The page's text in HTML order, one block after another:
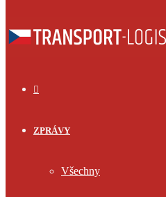
ZPRÁVY
Všechny